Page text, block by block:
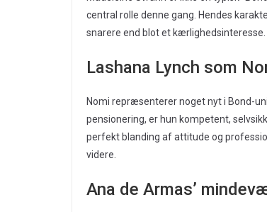
central rolle denne gang. Hendes
snarere end blot et kærlighedsinteresse.
Lashana Lynch som
Nomi repræsenterer noget nyt i Bond-
pensionering, er hun kompetent,
perfekt blanding af attitude og
videre.
Ana de Armas’